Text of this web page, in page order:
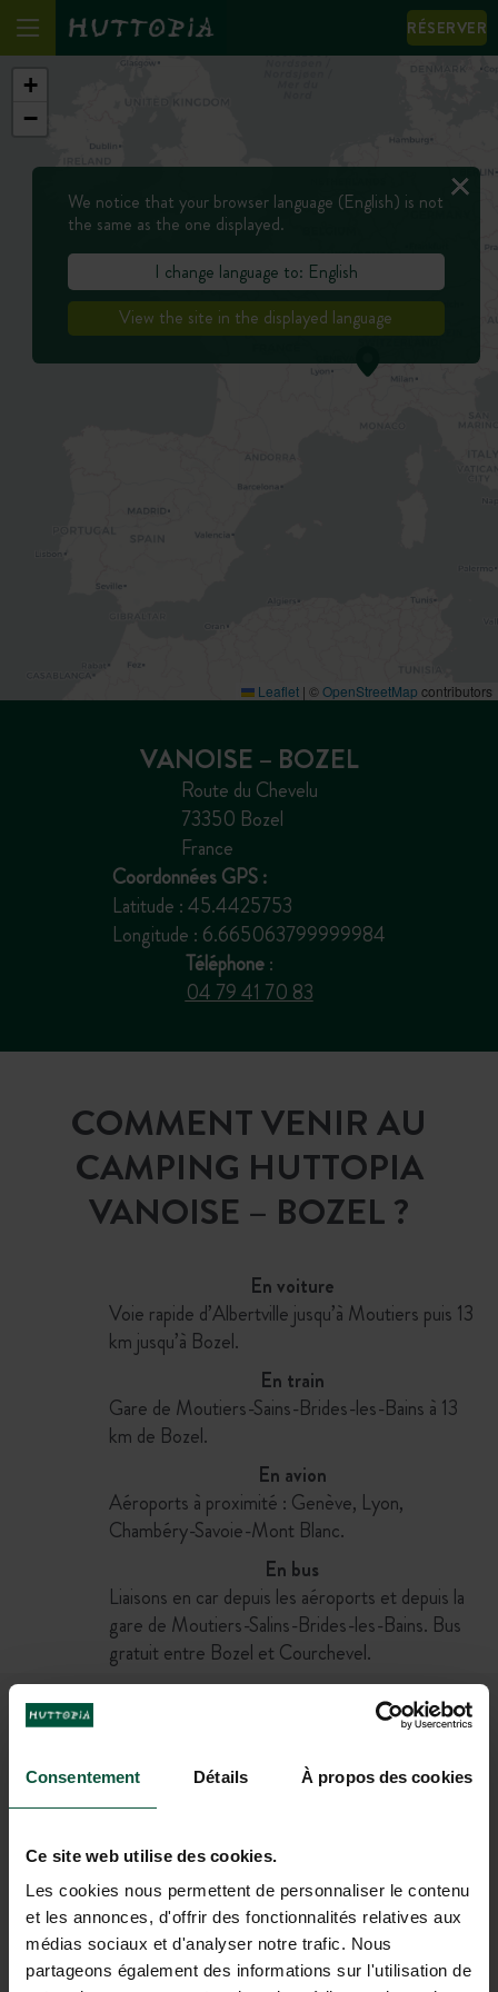
Consentement Détails À propos des cookies
Ce site web utilise des cookies.
Les cookies nous permettent de personnaliser le contenu
et les annonces, d'offrir des fonctionnalités relatives aux
médias sociaux et d'analyser notre trafic. Nous
partageons également des informations sur l'utilisation de
RÉSERVER
+
−
Leaflet | ©OpenStreetMap contributors
VANOISE – BOZEL
Route du Chevelu
73350 Bozel
France
Coordonnées GPS :
Latitude : 45.4425753
Longitude : 6.665063799999984
Téléphone:
04 79 41 70 83
COMMENT VENIR AU
CAMPING HUTTOPIA
VANOISE – BOZEL ?
En voiture
Voie rapide d’Albertville jusqu’à Moutiers puis 13
km jusqu’à Bozel.
En train
Gare de Moutiers-Sains-Brides-les-Bains à 13
km de Bozel.
En avion
Aéroports à proximité : Genève, Lyon,
Chambéry-Savoie-Mont Blanc.
En bus
Liaisons en car depuis les aéroports et depuis la
gare de Moutiers-Salins-Brides-les-Bains. Bus
gratuit entre Bozel et Courchevel.
We notice that your browser language (English) is not
the same as the one displayed.
I change language to: English
View the site in the displayed language
REJOIGNEZ NOTRE
COMMUNAUTÉ
Pour être les premiers informés des actus et des
offres promotionnelles d'Huttopia !
M'INSCRIRE À LA NEWSLETTER